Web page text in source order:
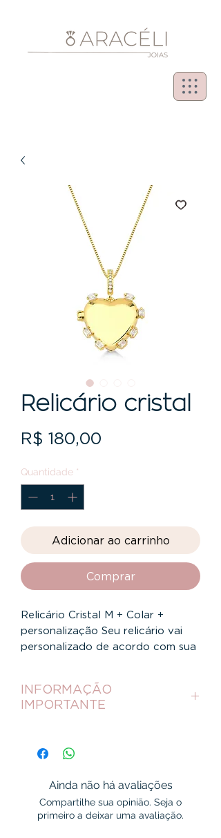
Relicário cristal
R$ 180,00
Quantidade *
Adicionar ao carrinho
Comprar
Relicário Cristal M + Colar +
personalização Seu relicário vai
personalizado de acordo com sua
no meio e contorno lateral cristal
INFORMAÇÃO
IMPORTANTE
fique atento ao seu e-mail de
nesse e-mail será enviado um
link para um formulárioonde
você iráanexar a fotoque será
Ainda não há avaliações
Compartilhe sua opinião. Seja o
primeiro a deixar uma avaliação.